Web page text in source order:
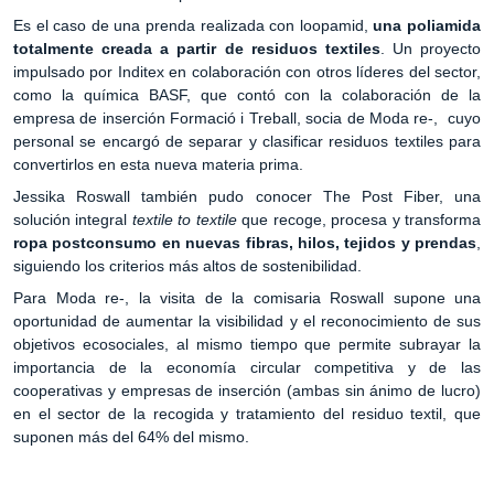
Es el caso de una prenda realizada con loopamid,una poliamida
totalmente creada a partir de residuos textiles. Un proyecto
impulsado por Inditex en colaboración con otros líderes del sector,
como la química BASF, que contó con la colaboración de la
empresa de inserción Formació i Treball, socia de Moda re-, cuyo
personal se encargó de separar y clasificar residuos textiles para
convertirlos en esta nueva materia prima.
Jessika Roswall también pudo conocer The Post Fiber, una
solución integral textile to textileque recoge, procesa y transforma
ropa postconsumo en nuevas fibras, hilos, tejidos y prendas
siguiendo los criterios más altos de sostenibilidad.
Para Moda re-, la visita de la comisaria Roswall supone una
oportunidad de aumentar la visibilidad y el reconocimiento de sus
objetivos ecosociales, al mismo tiempo que permite subrayar la
importancia de la economía circular competitiva y de las
cooperativas y empresas de inserción (ambas sin ánimo de lucro)
en el sector de la recogida y tratamiento del residuo textil, que
suponen más del 64% del mismo.